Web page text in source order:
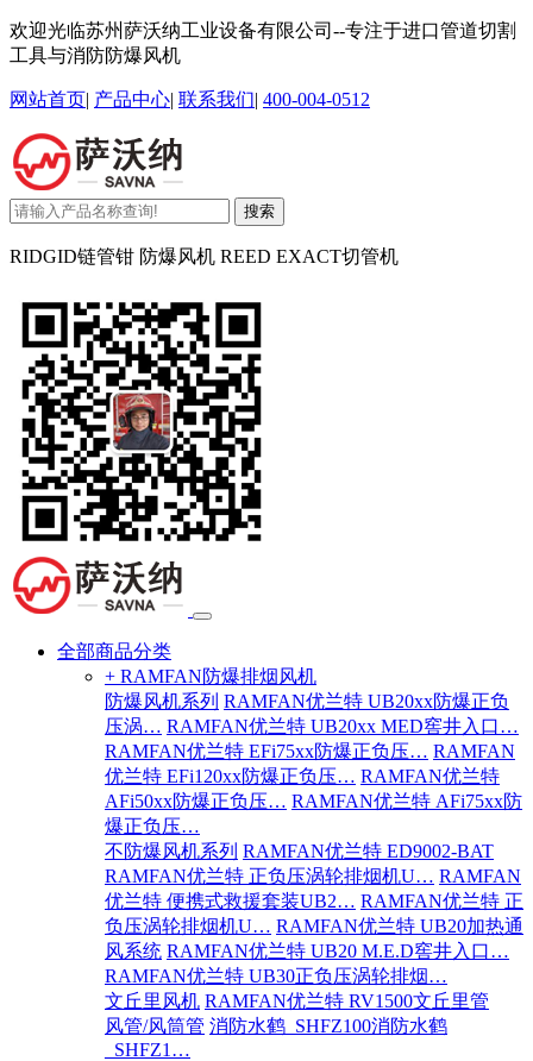
欢迎光临苏州萨沃纳工业设备有限公司--专注于进口管道切割
工具与消防防爆风机
网站首页| 产品中心| 联系我们| 400-004-0512
搜索
RIDGID链管钳 防爆风机 REED EXACT切管机
全部商品分类
+ RAMFAN防爆排烟风机
防爆风机系列 RAMFAN优兰特 UB20xx防爆正负
压涡… RAMFAN优兰特 UB20xx MED窖井入口…
RAMFAN优兰特 EFi75xx防爆正负压… RAMFAN
优兰特 EFi120xx防爆正负压… RAMFAN优兰特
AFi50xx防爆正负压… RAMFAN优兰特 AFi75xx防
爆正负压…
不防爆风机系列 RAMFAN优兰特 ED9002-BAT
RAMFAN优兰特 正负压涡轮排烟机U… RAMFAN
优兰特 便携式救援套装UB2… RAMFAN优兰特 正
负压涡轮排烟机U… RAMFAN优兰特 UB20加热通
风系统 RAMFAN优兰特 UB20 M.E.D窖井入口…
RAMFAN优兰特 UB30正负压涡轮排烟…
文丘里风机 RAMFAN优兰特 RV1500文丘里管
风管/风筒管 消防水鹤_SHFZ100消防水鹤
_SHFZ1…